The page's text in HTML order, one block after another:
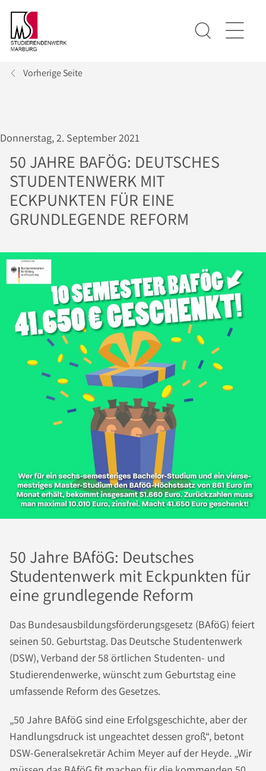
Vorherige Seite
Donnerstag, 2. September 2021
50 JAHRE BAFÖG: DEUTSCHES
STUDENTENWERK MIT
ECKPUNKTEN FÜR EINE
GRUNDLEGENDE REFORM
50 Jahre BAföG: Deutsches
Studentenwerk mit Eckpunkten für
eine grundlegende Reform
Das Bundesausbildungsförderungsgesetz (BAföG) feiert
seinen 50. Geburtstag. Das Deutsche Studentenwerk
(DSW), Verband der 58 örtlichen Studenten- und
Studierendenwerke, wünscht zum Geburtstag eine
umfassende Reform des Gesetzes.
„50 Jahre BAföG sind eine Erfolgsgeschichte, aber der
Handlungsdruck ist ungeachtet dessen groß“, betont
DSW-Generalsekretär Achim Meyer auf der Heyde. „Wir